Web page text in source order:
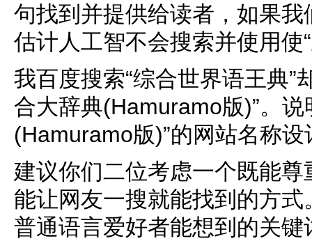
句找到并提供给读者，如果我
估计人工智不会搜索并使用使
我百度搜索“综合世界语王典”
合大辞典(Hamuramo版)”。
(Hamuramo版)”的网站名称
建议你们二位考虑一个既能
能让网友一搜就能找到的方
普通语言爱好者能想到的关键